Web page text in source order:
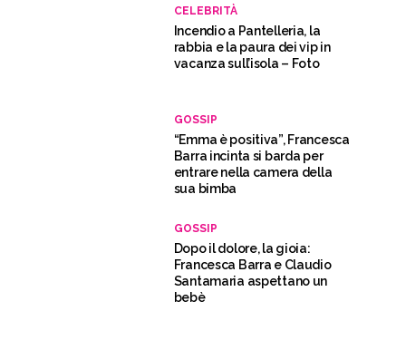
CELEBRITÀ
Incendio a Pantelleria, la
rabbia e la paura dei vip in
vacanza sull’isola – Foto
GOSSIP
“Emma è positiva”, Francesca
Barra incinta si barda per
entrare nella camera della
sua bimba
GOSSIP
Dopo il dolore, la gioia:
Francesca Barra e Claudio
Santamaria aspettano un
bebè